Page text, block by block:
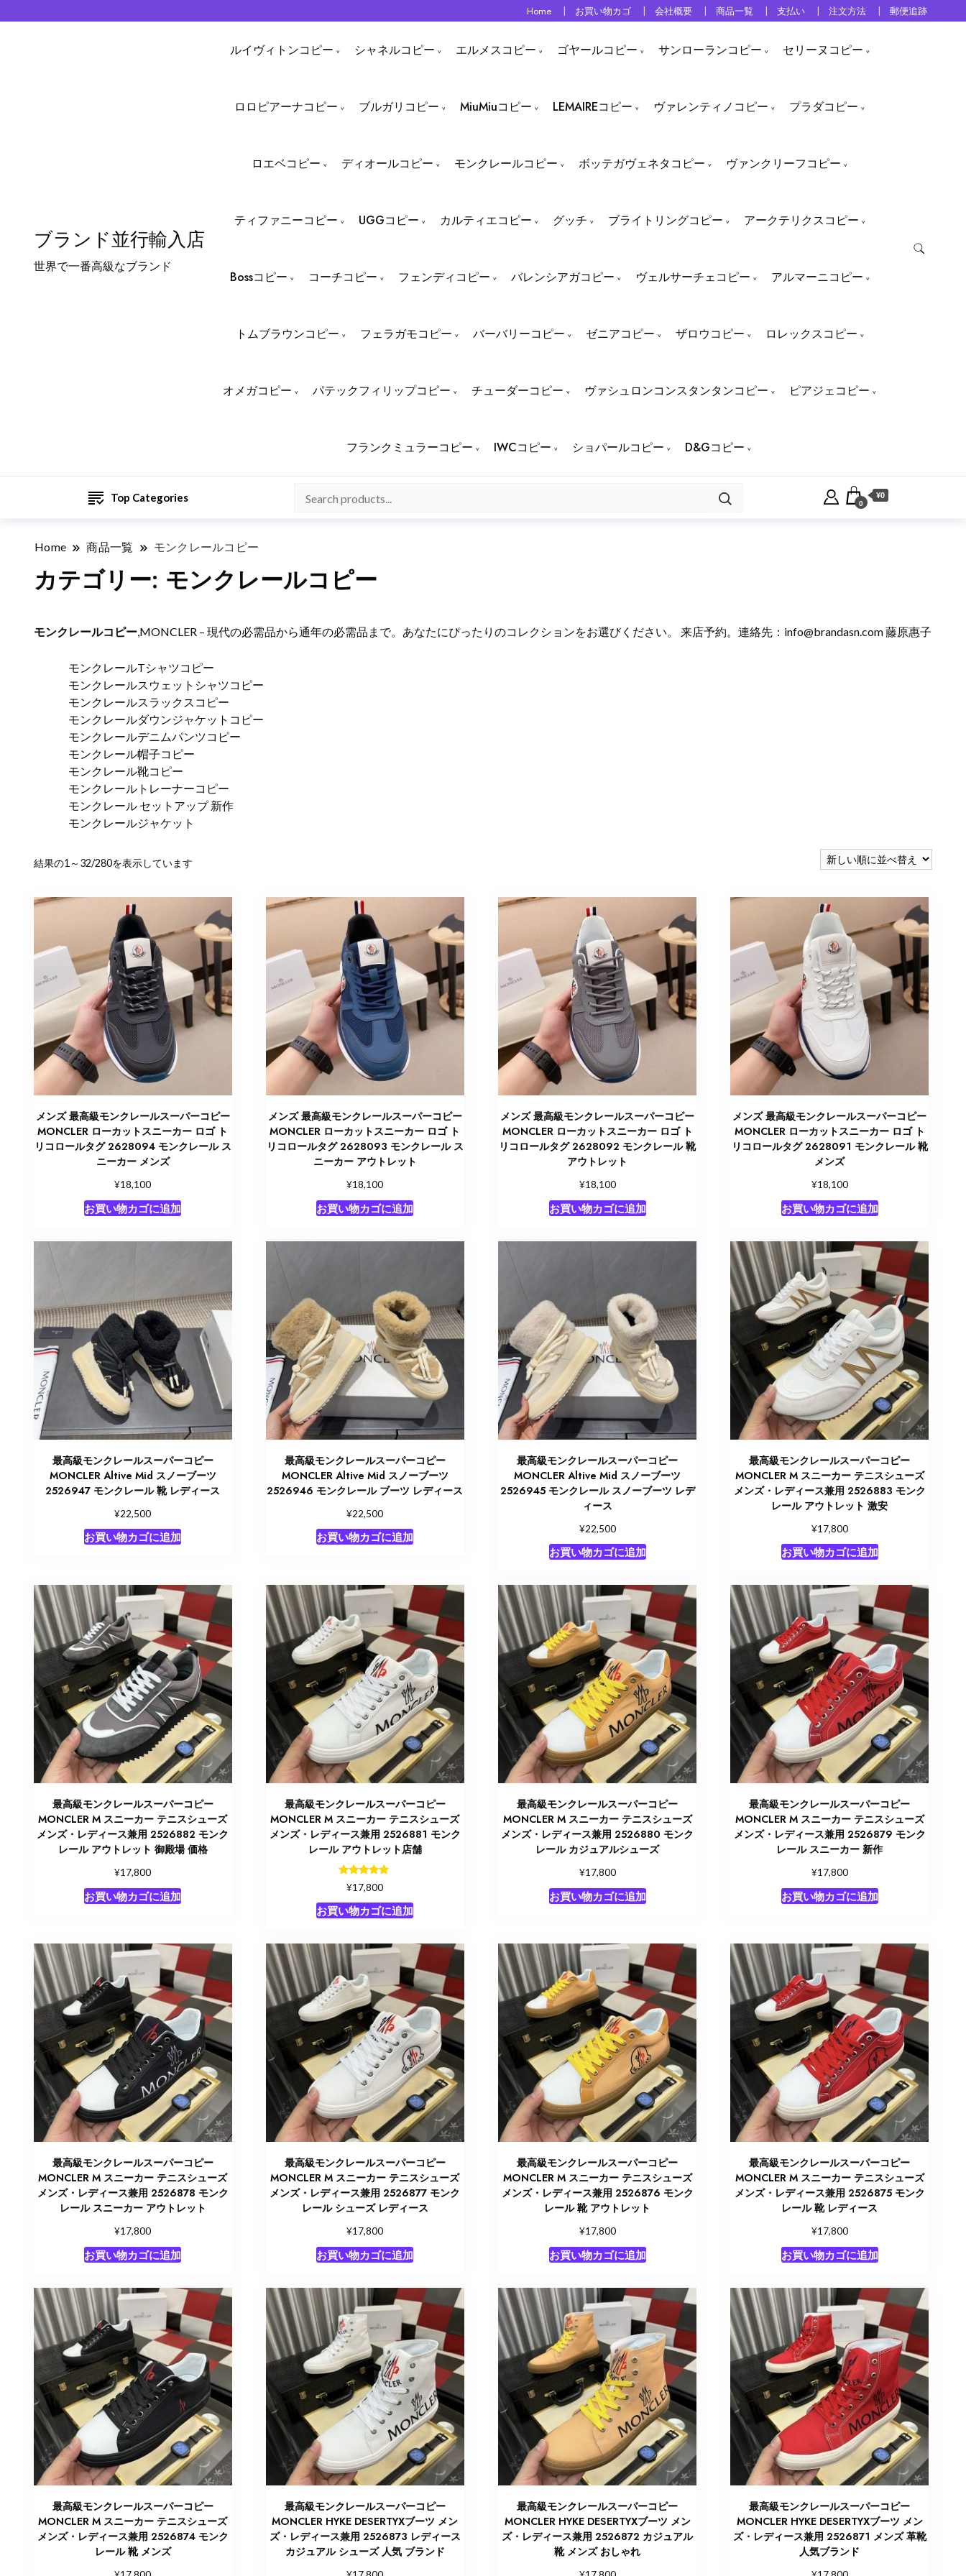
Home お買い物カゴ 会社概要 商品一覧 支払い 注文方法 郵便追跡
ブランド並行輸入店
世界で一番高級なブランド
ルイヴィトンコピー シャネルコピー エルメスコピー ゴヤールコピー サンローランコピー セリーヌコピー
ロロピアーナコピー ブルガリコピー MiuMiuコピー LEMAIREコピー ヴァレンティノコピー プラダコピー
ロエベコピー ディオールコピー モンクレールコピー ボッテガヴェネタコピー ヴァンクリーフコピー
ティファニーコピー UGGコピー カルティエコピー グッチ ブライトリングコピー アークテリクスコピー
Bossコピー コーチコピー フェンディコピー バレンシアガコピー ヴェルサーチェコピー アルマーニコピー
トムブラウンコピー フェラガモコピー バーバリーコピー ゼニアコピー ザロウコピー ロレックスコピー
オメガコピー パテックフィリップコピー チューダーコピー ヴァシュロンコンスタンタンコピー ピアジェコピー
フランクミュラーコピー IWCコピー ショパールコピー D&Gコピー
Top Categories 0
¥0
Home 商品一覧 モンクレールコピー
カテゴリー: モンクレールコピー
モンクレールコピー,MONCLER – 現代の必需品から通年の必需品まで。あなたにぴったりのコレクションをお選びください。 来店予約。連絡先： info@brandasn.com藤原惠子
モンクレールTシャツコピー
モンクレールスウェットシャツコピー
モンクレールスラックスコピー
モンクレールダウンジャケットコピー
モンクレールデニムパンツコピー
モンクレール帽子コピー
モンクレール靴コピー
モンクレールトレーナーコピー
モンクレール セットアップ 新作
モンクレールジャケット
結果の1～32/280を表示しています
い
メンズ 最高級モンクレールスーパーコピー
MONCLER ローカットスニーカー ロゴ ト
リコロールタグ 2628094 モンクレール ス
ニーカー メンズ
¥18,100
お買い物カゴに追加
メンズ 最高級モンクレールスーパーコピー
MONCLER ローカットスニーカー ロゴ ト
リコロールタグ 2628093 モンクレール ス
ニーカー アウトレット
¥18,100
お買い物カゴに追加
メンズ 最高級モンクレールスーパーコピー
MONCLER ローカットスニーカー ロゴ ト
リコロールタグ 2628092 モンクレール 靴
アウトレット
¥18,100
お買い物カゴに追加
メンズ 最高級モンクレールスーパーコピー
MONCLER ローカットスニーカー ロゴ ト
リコロールタグ 2628091 モンクレール 靴
メンズ
¥18,100
お買い物カゴに追加
最高級モンクレールスーパーコピー
MONCLER Altive Mid スノーブーツ
2526947 モンクレール 靴 レディース
¥22,500
お買い物カゴに追加
最高級モンクレールスーパーコピー
MONCLER Altive Mid スノーブーツ
2526946 モンクレール ブーツ レディース
¥22,500
お買い物カゴに追加
最高級モンクレールスーパーコピー
MONCLER Altive Mid スノーブーツ
2526945 モンクレール スノーブーツ レデ
ィース
¥22,500
お買い物カゴに追加
最高級モンクレールスーパーコピー
MONCLER M スニーカー テニスシューズ
メンズ・レディース兼用 2526883 モンク
レール アウトレット 激安
¥17,800
お買い物カゴに追加
最高級モンクレールスーパーコピー
MONCLER M スニーカー テニスシューズ
メンズ・レディース兼用 2526882 モンク
レール アウトレット 御殿場 価格
¥17,800
お買い物カゴに追加
最高級モンクレールスーパーコピー
MONCLER M スニーカー テニスシューズ
メンズ・レディース兼用 2526881 モンク
レール アウトレット店舗
5段階中
5.00
の評価
¥17,800
お買い物カゴに追加
最高級モンクレールスーパーコピー
MONCLER M スニーカー テニスシューズ
メンズ・レディース兼用 2526880 モンク
レール カジュアルシューズ
¥17,800
お買い物カゴに追加
最高級モンクレールスーパーコピー
MONCLER M スニーカー テニスシューズ
メンズ・レディース兼用 2526879 モンク
レール スニーカー 新作
¥17,800
お買い物カゴに追加
最高級モンクレールスーパーコピー
MONCLER M スニーカー テニスシューズ
メンズ・レディース兼用 2526878 モンク
レール スニーカー アウトレット
¥17,800
お買い物カゴに追加
最高級モンクレールスーパーコピー
MONCLER M スニーカー テニスシューズ
メンズ・レディース兼用 2526877 モンク
レール シューズ レディース
¥17,800
お買い物カゴに追加
最高級モンクレールスーパーコピー
MONCLER M スニーカー テニスシューズ
メンズ・レディース兼用 2526876 モンク
レール 靴 アウトレット
¥17,800
お買い物カゴに追加
最高級モンクレールスーパーコピー
MONCLER M スニーカー テニスシューズ
メンズ・レディース兼用 2526875 モンク
レール 靴 レディース
¥17,800
お買い物カゴに追加
最高級モンクレールスーパーコピー
MONCLER M スニーカー テニスシューズ
メンズ・レディース兼用 2526874 モンク
レール 靴 メンズ
最高級モンクレールスーパーコピー
MONCLER HYKE DESERTYXブーツ メン
ズ・レディース兼用 2526873 レディース
カジュアル シューズ 人気 ブランド
最高級モンクレールスーパーコピー
MONCLER HYKE DESERTYXブーツ メン
ズ・レディース兼用 2526872 カジュアル
靴 メンズ おしゃれ
最高級モンクレールスーパーコピー
MONCLER HYKE DESERTYXブーツ メン
ズ・レディース兼用 2526871 メンズ 革靴
人気ブランド